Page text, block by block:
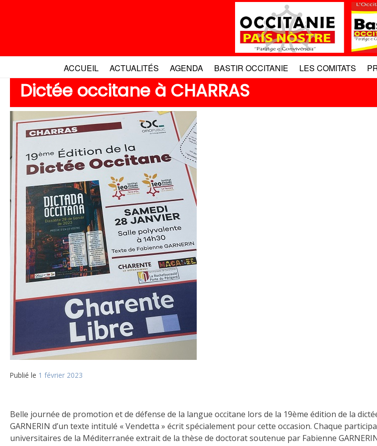
ACCUEIL ACTUALITÉS AGENDA BASTIR OCCITANIE LES COMITATS
Dictée occitane à CHARRAS
Publié le 1 février 2023
Belle journée de promotion et de défense de la langue occitane lors de la 19ème édition de la
GARNERIN d’un texte intitulé « Vendetta » écrit spécialement pour cette occasion. Chaque
universitaires de la Méditerranée extrait de la thèse de doctorat soutenue par Fabienne